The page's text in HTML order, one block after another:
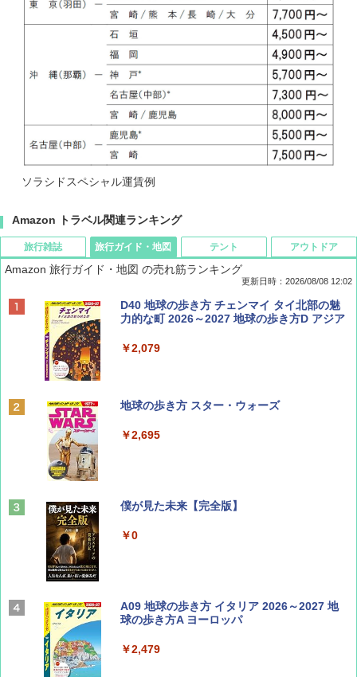
ソラシドスペシャル運賃例
Amazon トラベル関連ランキング
旅行雑誌
BE-PAL(ビ-パル) 2026年 9 月号【特別付録:
SOTO ミニマル"旅"財布 ランダム2種】
￥1,500
ディズニーファン ２０２６年 ９月号 [雑
山と溪谷 2026年8月号「南アルプス大全」
￥1,540
Coyote No.89 特集 星野道夫 夢見る旅
旅行ガイド・地図
Amazon 旅行ガイド・地図 の売れ筋ランキング
更新日時：2026/08/08 12:02
D40 地球の歩き方 チェンマイ タイ北部の魅
力的な町 2026～2027 地球の歩き方D アジア
￥2,079
地球の歩き方 スター・ウォーズ
￥2,695
僕が見た未来【完全版】
￥0
A09 地球の歩き方 イタリア 2026～2027 地
球の歩き方A ヨーロッパ
￥2,479
テント アウトドア